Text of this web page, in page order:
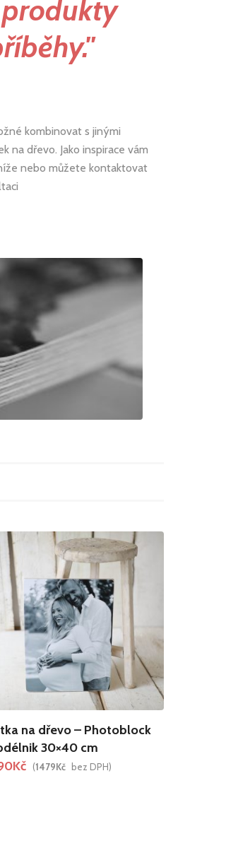
kombinovat s jinými
na dřevo. Jako inspirace vám
nebo můžete kontaktovat
na dřevo – Photoblock
30×40 cm
Kč (1479Kč bez DPH)